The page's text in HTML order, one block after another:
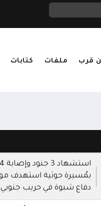
قرب ملفات كتابات
بمُسيرة حوثية استهدف
دفاع شبوة في حريب